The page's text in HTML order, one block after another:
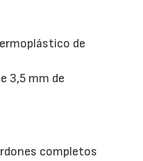
de
3,5 mm de
completos